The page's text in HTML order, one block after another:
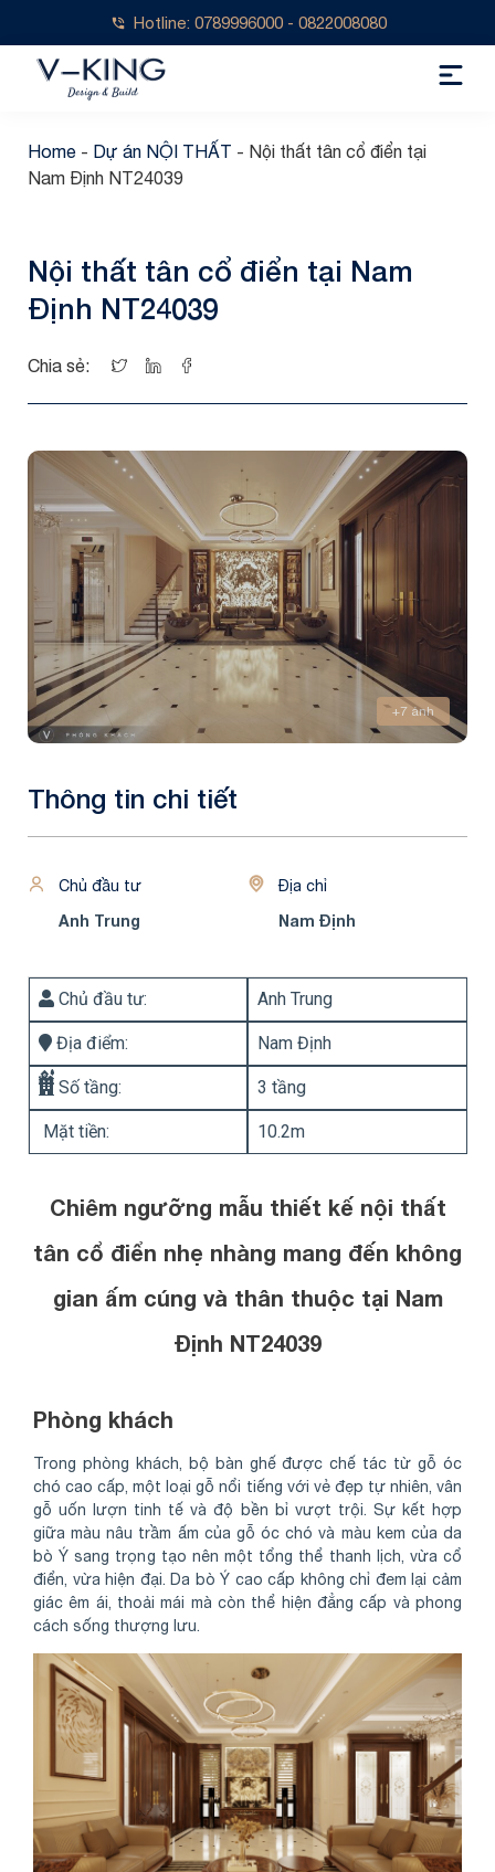
Hotline: 0789996000 - 0822008080
Home - Dự án NỘI THẤT - Nội thất tân cổ điển tại
Nam Định NT24039
Nội thất tân cổ điển tại Nam
Định NT24039
Chia sẻ:
+7 ảnh
Thông tin chi tiết
Chủ đầu tư
Anh Trung
Địa chỉ
Nam Định
Chủ đầu tư: Anh Trung
Địa điểm: Nam Định
Số tầng: 3 tầng
Mặt tiền: 10.2m
Chiêm ngưỡng mẫu thiết kế nội thất
tân cổ điển nhẹ nhàng mang đến không
gian ấm cúng và thân thuộc tại Nam
Định NT24039
Phòng khách
Trong phòng khách, bộ bàn ghế được chế tác từ gỗ óc
chó cao cấp, một loại gỗ nổi tiếng với vẻ đẹp tự nhiên, vân
gỗ uốn lượn tinh tế và độ bền bỉ vượt trội. Sự kết hợp
giữa màu nâu trầm ấm của gỗ óc chó và màu kem của da
bò Ý sang trọng tạo nên một tổng thể thanh lịch, vừa cổ
điển, vừa hiện đại. Da bò Ý cao cấp không chỉ đem lại cảm
giác êm ái, thoải mái mà còn thể hiện đẳng cấp và phong
cách sống thượng lưu.